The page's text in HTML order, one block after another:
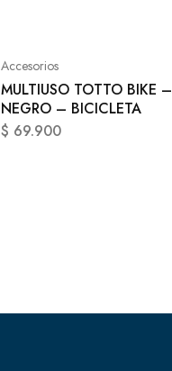
Accesorios
MULTIUSO TOTTO BIKE –
NEGRO – BICICLETA
$ 69.900